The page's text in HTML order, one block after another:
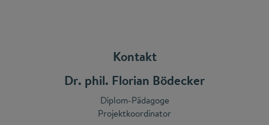
Kontakt
Dr. phil. Florian Bödecker
Diplom-Pädagoge
Projektkoordinator